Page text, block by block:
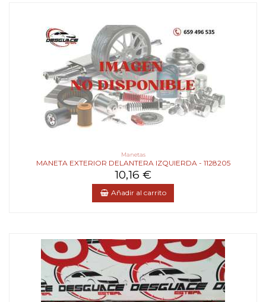
Manetas
MANETA EXTERIOR DELANTERA IZQUIERDA - 1128205
10,16 €
Añadir al carrito